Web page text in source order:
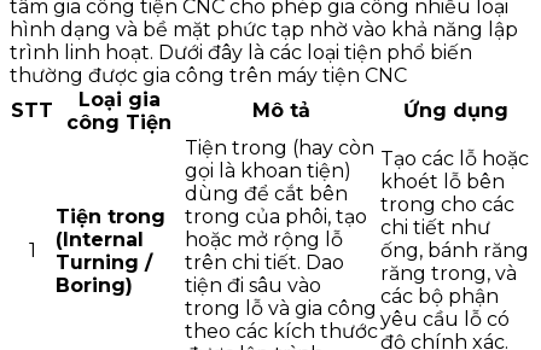
tâm gia công tiện CNC cho phép gia công nhiều loại
hình dạng và bề mặt phức tạp nhờ vào khả năng lập
trình linh hoạt. Dưới đây là các loại tiện phổ biến
thường được gia công trên máy tiện CNC
STT
Loại gia
công Tiện
Mô tả Ứng dụng
1
Tiện trong
(Internal
Turning /
Boring)
Tiện trong (hay còn
gọi là khoan tiện)
dùng để cắt bên
trong của phôi, tạo
hoặc mở rộng lỗ
trên chi tiết. Dao
tiện đi sâu vào
trong lỗ và gia công
theo các kích thước
Tạo các lỗ hoặc
khoét lỗ bên
trong cho các
chi tiết như
ống, bánh răng
răng trong, và
các bộ phận
yêu cầu lỗ có
độ chính xác.